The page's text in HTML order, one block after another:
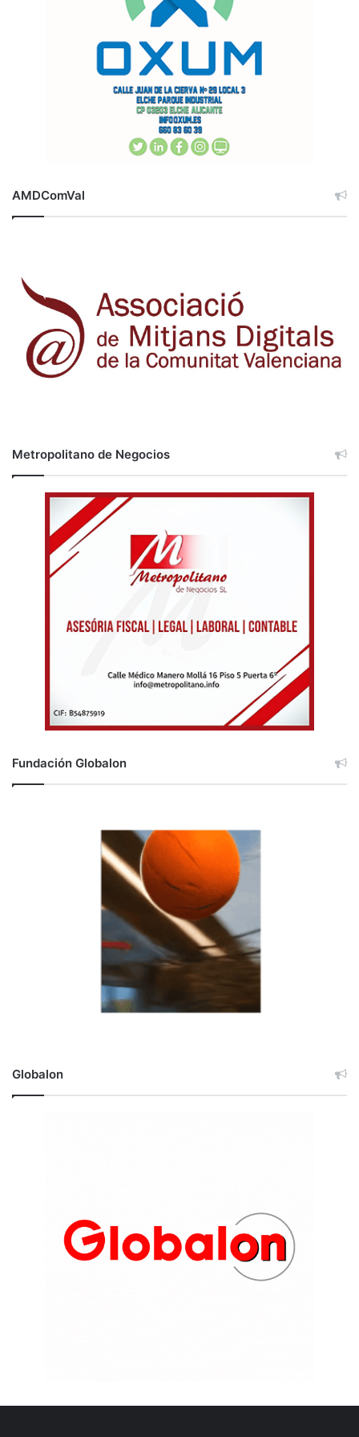
AMDComVal
Metropolitano de Negocios
Fundación Globalon
Globalon